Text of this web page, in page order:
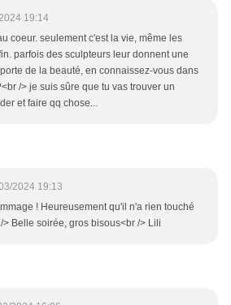
19:14
coeur. seulement c'est la vie, même les
parfois des sculpteurs leur donnent une
de la beauté, en connaissez-vous dans
/> je suis sûre que tu vas trouver un
et faire qq chose...
2024 19:13
! Heureusement qu'il n'a rien touché
> Belle soirée, gros bisous<br /> Lili